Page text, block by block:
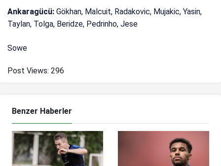
Ankaragücü:Gökhan, Malcuit, Radakovic, Mujakic, Yasin,
Taylan, Tolga, Beridze, Pedrinho, Jese
Sowe
Post Views: 296
Benzer Haberler